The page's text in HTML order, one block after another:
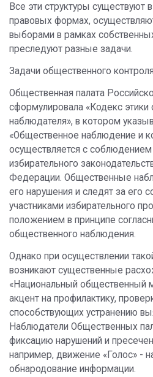
Все эти структуры существуют
правовых формах,
выборами в рамках
преследуют разные задачи.
Задачи общественного
Общественная палата
сформулировала «Кодекс этики
наблюдателя», в котором
«Общественное наблюдение и
осуществляется с соблюдением
избирательного
Федерации. Общественные
его нарушения и следят за его
участниками избирательного
положением в принципе
общественного наблюдения.
Однако при осуществлении
возникают существенные
«Национальный общественный
акцент на профилактику,
способствующих устранению
Наблюдатели Общественных
фиксацию нарушений и
например, движение «Голос» -
обнародование информации.